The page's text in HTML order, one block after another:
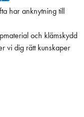
har anknytning till
och klämskydd
vi dig rätt kunskaper